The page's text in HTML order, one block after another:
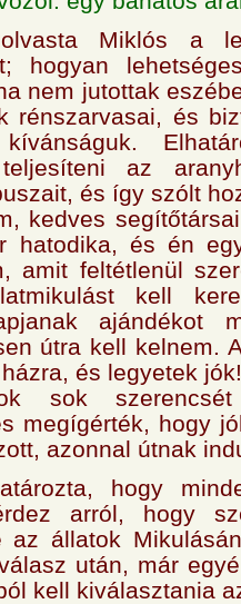
Miklós a
hogyan
nem jutottak
rénszarvasai, és
az
és így szólt
kedves
hatodika, és én
amit feltétlenül
kell
ajándékot
útra kell kelnem.
és legyetek jók!
sok
megígérték, hogy
azonnal útnak
hogy
arról, hogy
az állatok
után, már
kell kiválasztania